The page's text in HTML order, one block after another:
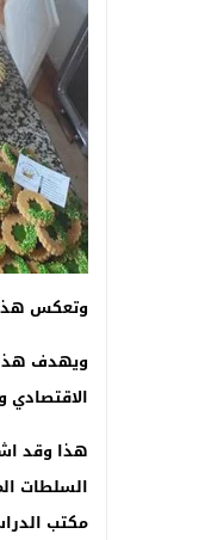
وتعكس هذه
ويهدف هذا
الاقتصادي
هذا وقد
السلطات
مكتب